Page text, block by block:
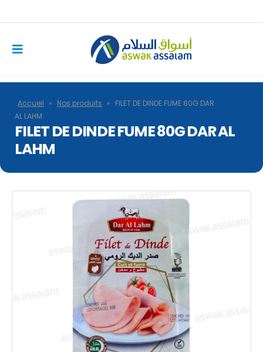
Accueil » Nos produits » FILET DE DINDE FUME 80G DAR
AL LAHM
FILET DE DINDE FUME 80G DAR AL
LAHM